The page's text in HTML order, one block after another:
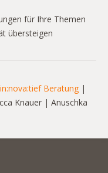
für Ihre Themen
übersteigen
in:nova:tief Beratung |
Knauer | Anuschka